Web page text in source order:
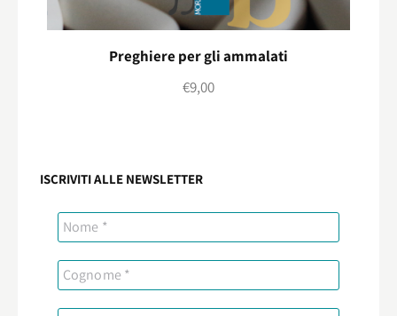
Preghiere per gli ammalati
€9,00
ISCRIVITI ALLE NEWSLETTER